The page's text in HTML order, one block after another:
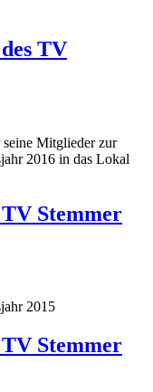
TV
Mitglieder zur
2016 in das Lokal
Stemmer
2015
Stemmer